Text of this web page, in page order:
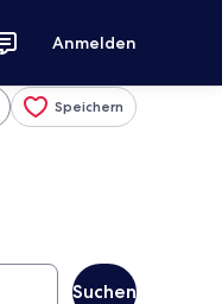
Anmelden
Speichern
Suchen